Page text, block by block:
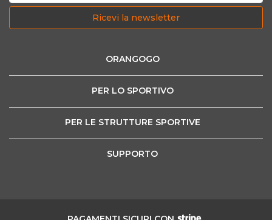
Ricevi la newsletter
ORANGOGO
PER LO SPORTIVO
PER LE STRUTTURE SPORTIVE
SUPPORTO